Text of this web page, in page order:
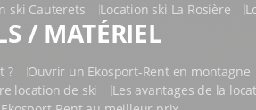
ski Cauterets Location ski La Rosière
/ MATÉRIEL
? Ouvrir un Ekosport-Rent en montagne
location de ski
Les avantages de la